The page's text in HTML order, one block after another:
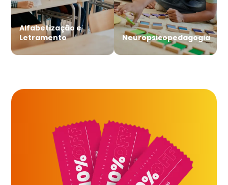
Alfabetização e
Letramento
Neuropsicopedagogia